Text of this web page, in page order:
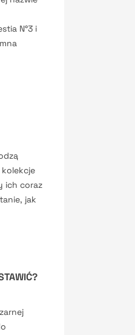
N°3 i
kolekcje
ich coraz
jak